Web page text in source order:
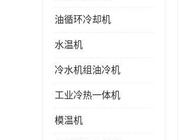
油循环冷却机
水温机
冷水机组油冷机
工业冷热一体机
模温机